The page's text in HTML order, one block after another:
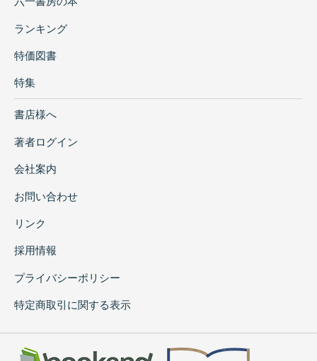
ランキング
特価図書
特集
書店様へ
著者ログイン
会社案内
お問い合わせ
リンク
採用情報
プライバシーポリシー
特定商取引に関する表示